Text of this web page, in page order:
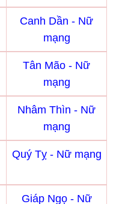
Canh Dần - Nữ
mạng
Tân Mão - Nữ
mạng
Nhâm Thìn - Nữ
mạng
Quý Tỵ - Nữ mạng
Giáp Ngọ - Nữ